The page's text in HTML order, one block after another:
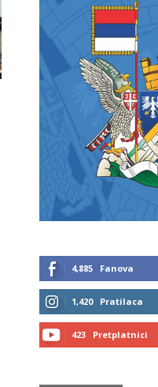
4,885 Fanova
1,420 Pratilaca
423 Pretplatnici